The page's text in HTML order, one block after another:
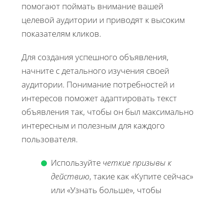
помогают поймать внимание вашей
целевой аудитории и приводят к высоким
показателям кликов.
Для создания успешного объявления,
начните с детального изучения своей
аудитории. Понимание потребностей и
интересов поможет адаптировать текст
объявления так, чтобы он был максимально
интересным и полезным для каждого
пользователя.
Используйте четкие призывы к
действию, такие как «Купите сейчас»
или «Узнать больше», чтобы